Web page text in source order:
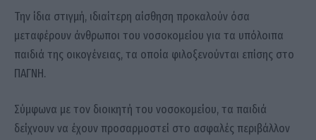
Την ίδια στιγμή, ιδιαίτερη αίσθηση προκαλούν όσα
μεταφέρουν άνθρωποι του νοσοκομείου για τα υπόλοιπα
παιδιά της οικογένειας, τα οποία φιλοξενούνται επίσης στο
ΠΑΓΝΗ.
Σύμφωνα με τον διοικητή του νοσοκομείου, τα παιδιά
δείχνουν να έχουν προσαρμοστεί στο ασφαλές περιβάλλον